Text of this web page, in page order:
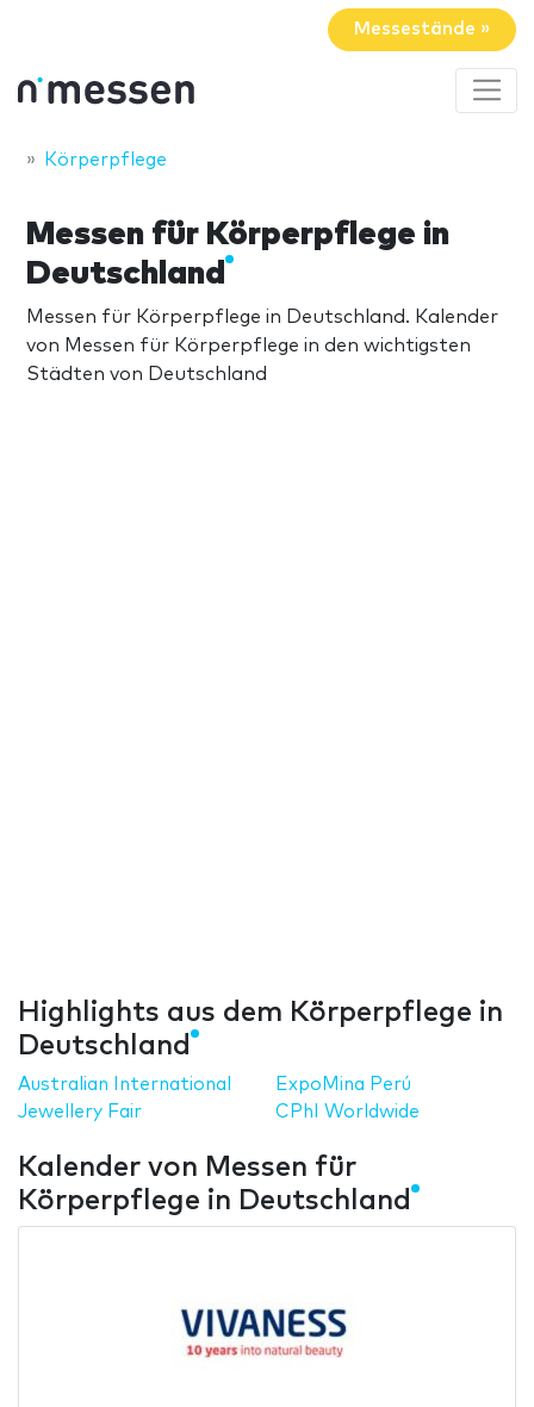
Messestände »
Körperpflege
Messen für Körperpflege in
Deutschland
Messen für Körperpflege in Deutschland. Kalender
von Messen für Körperpflege in den wichtigsten
Städten von Deutschland
Highlights aus dem Körperpflege in
Deutschland
Australian International
Jewellery Fair
ExpoMina Perú
CPhI Worldwide
Kalender von Messen für
Körperpflege in Deutschland